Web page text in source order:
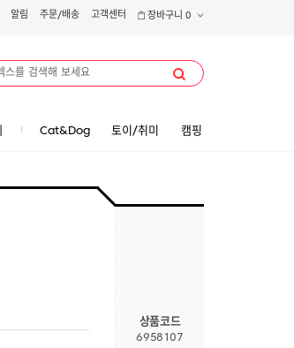
알림 주문/배송 고객센터 장바구니 0
Cat&Dog 토이/취미 캠핑
상품코드
6958107